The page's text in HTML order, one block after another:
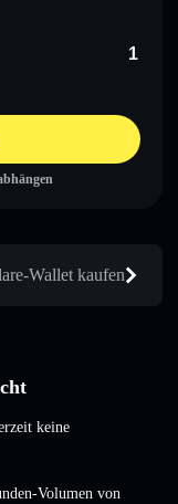
Wallet kaufen
keine
Volumen von